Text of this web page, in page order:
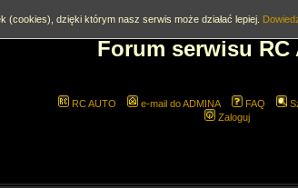
Forum serwisu RC
RC AUTO e-mail do ADMINA FAQ
Zaloguj
(cookies), dzięki którym nasz serwis może działać lepiej.